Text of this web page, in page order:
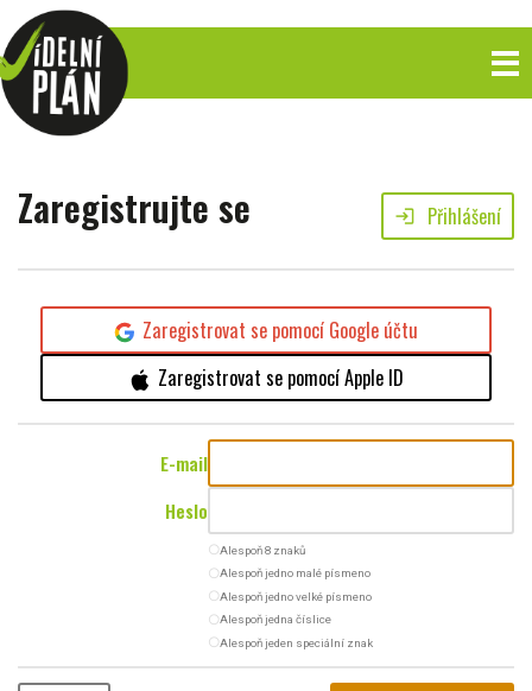
Zaregistrujte se login Přihlášení
Zaregistrovat se pomocí Google účtu
Zaregistrovat se pomocí Apple ID
E-mail
Heslo
radio_button_uncheckedAlespoň 8 znaků
radio_button_uncheckedAlespoň jedno malé písmeno
radio_button_uncheckedAlespoň jedno velké písmeno
radio_button_uncheckedAlespoň jedna číslice
radio_button_uncheckedAlespoň jeden speciální znak